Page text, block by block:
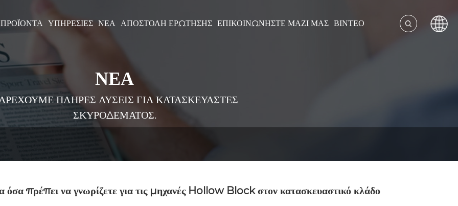
ΠΡΟΪΌΝΤΑ ΥΠΗΡΕΣΊΕΣ ΝΈΑ ΑΠΟΣΤΟΛΉ ΕΡΏΤΗΣΗΣ ΕΠΙΚΟΙΝΩΝΉΣΤΕ ΜΑΖΊ ΜΑΣ ΒΊΝΤΕΟ
ΝΕΑ
ΠΛΗΡΕΣ ΛΥΣΕΙΣ ΓΙΑ ΚΑΤΑΣΚΕΥΑΣΤΕΣ
ΣΚΥΡΟΔΕΜΑΤΟΣ.
όσα πρέπει να γνωρίζετε για τις μηχανές Hollow Block στον κατασκευαστικό κλάδο